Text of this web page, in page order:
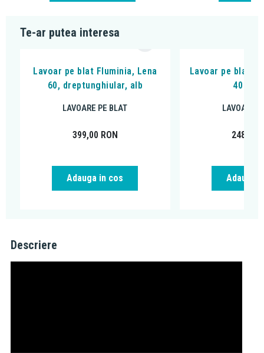
Te-ar putea interesa
Lavoar pe blat Fluminia, Lena
60, dreptunghiular, alb
LAVOARE PE BLAT
399,00 RON
Adauga in cos
Lavoar pe blat,
40 cm,
LAVOARE
248,00
Adauga
Descriere